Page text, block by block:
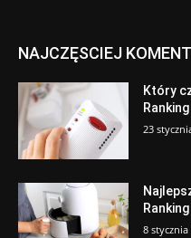
NAJCZĘSCIEJ
Który
23
8 stycznia